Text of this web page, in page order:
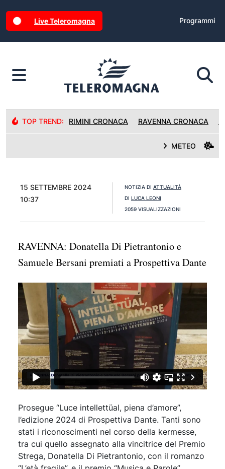
Live Teleromagna Programmi
TOP TREND: RIMINI CRONACA RAVENNA CRONACA
METEO
15 SETTEMBRE 2024
10:37
NOTIZIA DI ATTUALITÀ
DI LUCA LEONI
2059 VISUALIZZAZIONI
RAVENNA: Donatella Di Pietrantonio e
Samuele Bersani premiati a Prospettiva Dante
Prosegue “Luce intellettüal, piena d’amore”,
l’edizione 2024 di Prospettiva Dante. Tanti sono
stati i riconoscimenti nel corso della kermesse,
tra cui quello assegnato alla vincitrice del Premio
Strega, Donatella Di Pietrantonio, con il romanzo